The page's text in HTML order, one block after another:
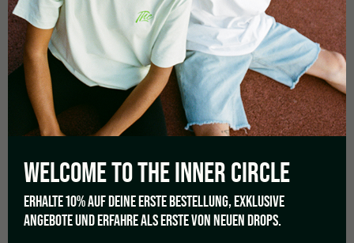
Avis : Ce produit n’est pas destiné à être consommé.
Mode d’emploi : Huile aromatique
0,0
Basé sur 0 avis
WELCOME TO THEINNER CIRCLE
ERHALTE 10% AUF DEINE ERSTE BESTELLUNG, EXKLUSIVE
ANGEBOTE UND ERFAHRE ALS ERSTE VON NEUEN DROPS.